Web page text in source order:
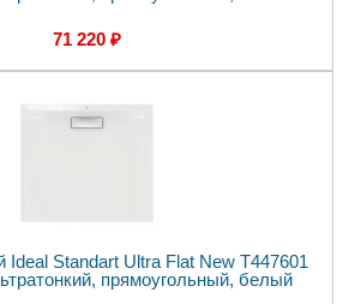
71 220 ₽
Standart Ultra Flat New T447601
прямоугольный, белый